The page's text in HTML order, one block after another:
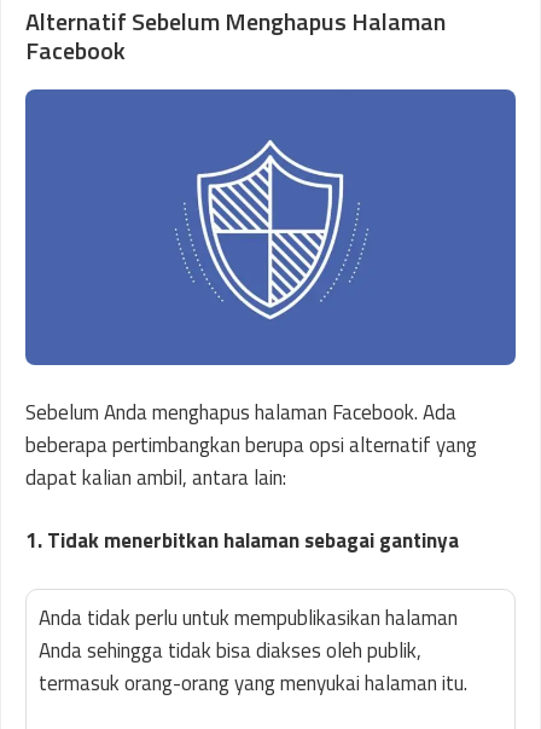
Alternatif Sebelum Menghapus Halaman
Facebook
Sebelum Anda menghapus halaman Facebook. Ada
beberapa pertimbangkan berupa opsi alternatif yang
dapat kalian ambil, antara lain:
1. Tidak menerbitkan halaman sebagai gantinya
Anda tidak perlu untuk mempublikasikan halaman
Anda sehingga tidak bisa diakses oleh publik,
termasuk orang-orang yang menyukai halaman itu.